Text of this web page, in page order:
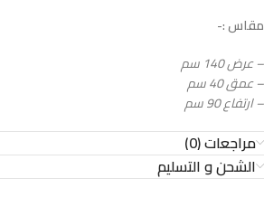
مقاس :-
– عرض 140 سم
– عمق 40 سم
– ارتفاع 90 سم
مراجعات (0)
الشحن و التسليم